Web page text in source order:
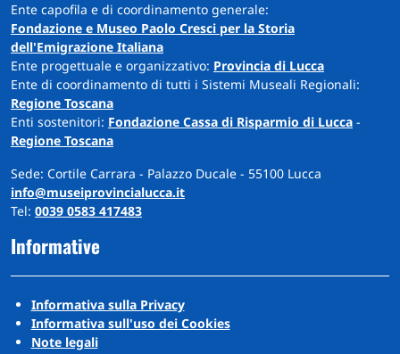
Ente capofila e di coordinamento generale:
Fondazione e Museo Paolo Cresci per la Storia
dell'Emigrazione Italiana
Ente progettuale e organizzativo: Provincia di Lucca
Ente di coordinamento di tutti i Sistemi Museali Regionali:
Regione Toscana
Enti sostenitori: Fondazione Cassa di Risparmio di Lucca -
Regione Toscana
Sede: Cortile Carrara - Palazzo Ducale - 55100 Lucca
info@museiprovincialucca.it
Tel: 0039 0583 417483
Informative
Informativa sulla Privacy
Informativa sull'uso dei Cookies
Note legali